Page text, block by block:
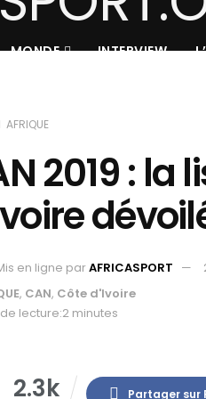
MONDE INTERVIEW
AFRIQUE
2019 : la
en ligne parAFRICASPORT
, CAN, Côte d'Ivoire
lecture:2 minutes
2.3k Partager sur